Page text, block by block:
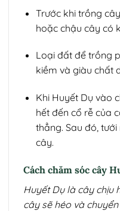
Trước khi trồng
hoặc chậu cây có
Loại đất để trồng
kiềm và giàu chất
Khi Huyết Dụ vào
hết đến cổ rễ của
thẳng. Sau đó,
cây.
Cách chăm sóc cây
Huyết Dụ là cây chịu
cây sẽ héo và